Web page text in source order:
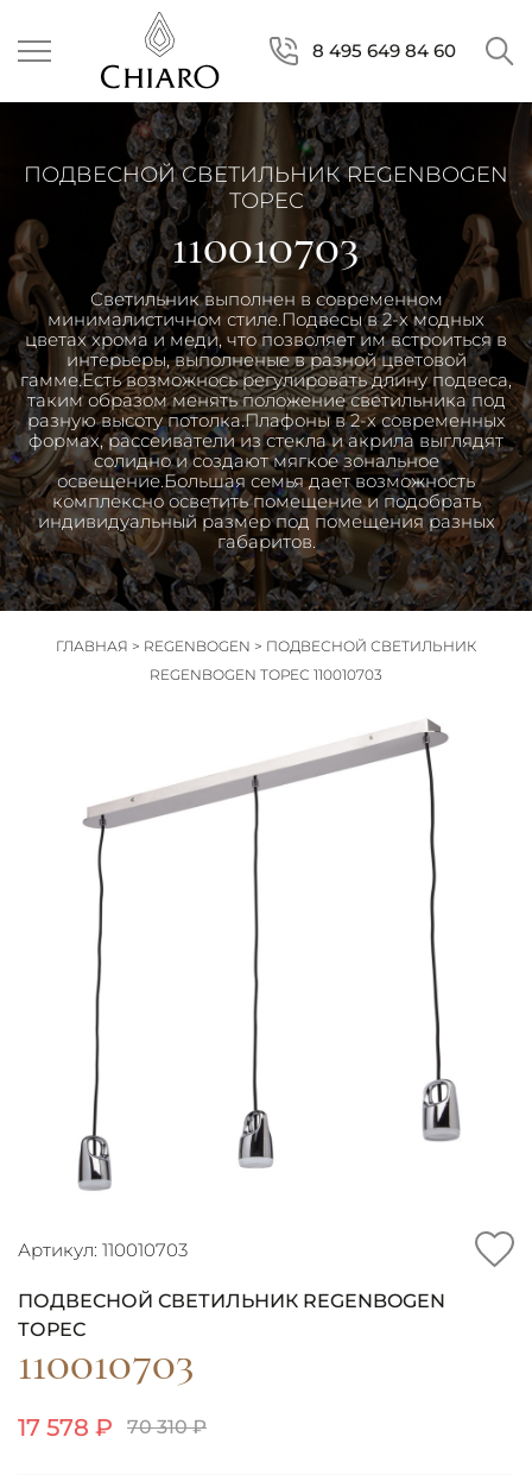
8 495 649 84 60
ПОДВЕСНОЙ СВЕТИЛЬНИК REGENBOGEN
ТОРЕС
110010703
Светильник выполнен в современном
минималистичном стиле.Подвесы в 2-х модных
цветах хрома и меди, что позволяет им встроиться в
интерьеры, выполненые в разной цветовой
гамме.Есть возможнось регулировать длину подвеса,
таким образом менять положение светильника под
разную высоту потолка.Плафоны в 2-х современных
формах, рассеиватели из стекла и акрила выглядят
солидно и создают мягкое зональное
освещение.Большая семья дает возможность
комплексно осветить помещение и подобрать
индивидуальный размер под помещения разных
габаритов.
ГЛАВНАЯ > REGENBOGEN > ПОДВЕСНОЙ СВЕТИЛЬНИК
REGENBOGEN ТОРЕС 110010703
Артикул: 110010703
ПОДВЕСНОЙ СВЕТИЛЬНИК REGENBOGEN
ТОРЕС
110010703
17 578 ₽ 70 310 ₽